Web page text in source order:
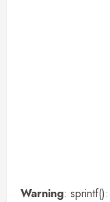
Warning: